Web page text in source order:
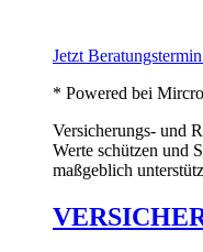
Jetzt
* Powered bei
Versicherungs- und
Werte schützen und
maßgeblich